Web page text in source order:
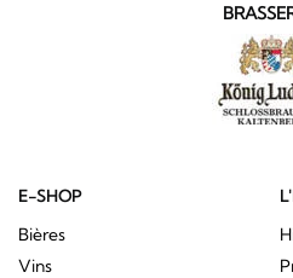
E-SHOP
Bières
Vins